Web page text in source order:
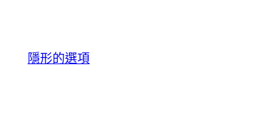
隱形的選項